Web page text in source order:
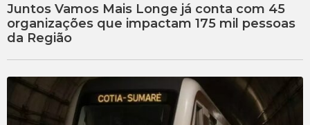
Juntos Vamos Mais Longe já conta com 45
organizações que impactam 175 mil pessoas
da Região